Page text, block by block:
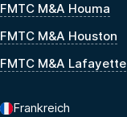
FMTC M&A Houma
FMTC M&A Houston
FMTC M&A Lafayette
Frankreich